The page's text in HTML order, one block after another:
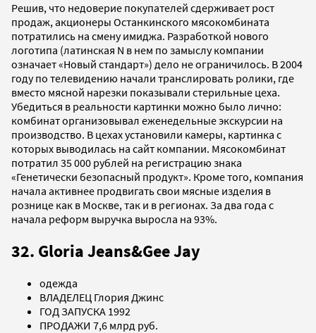
Решив, что недоверие покупателей сдерживает рост
продаж, акционеры Останкинского мясокомбината
потратились на смену имиджа. Разработкой нового
логотипа (латинская N в нем по замыслу компании
означает «Новый стандарт») дело не ограничилось. В 2004
году по телевидению начали транслировать ролики, где
вместо мясной нарезки показывали стерильные цеха.
Убедиться в реальности картинки можно было лично:
комбинат организовывал еженедельные экскурсии на
производство. В цехах установили камеры, картинка с
которых выводилась на сайт компании. Мясокомбинат
потратил 35 000 рублей на регистрацию знака
«Генетически безопасный продукт». Кроме того, компания
начала активнее продвигать свои мясные изделия в
рознице как в Москве, так и в регионах. За два года с
начала реформ выручка выросла на 93%.
32. Gloria Jeans&Gee Jay
одежда
ВЛАДЕЛЕЦ Глория Джинс
ГОД ЗАПУСКА 1992
ПРОДАЖИ 7,6 млрд руб.